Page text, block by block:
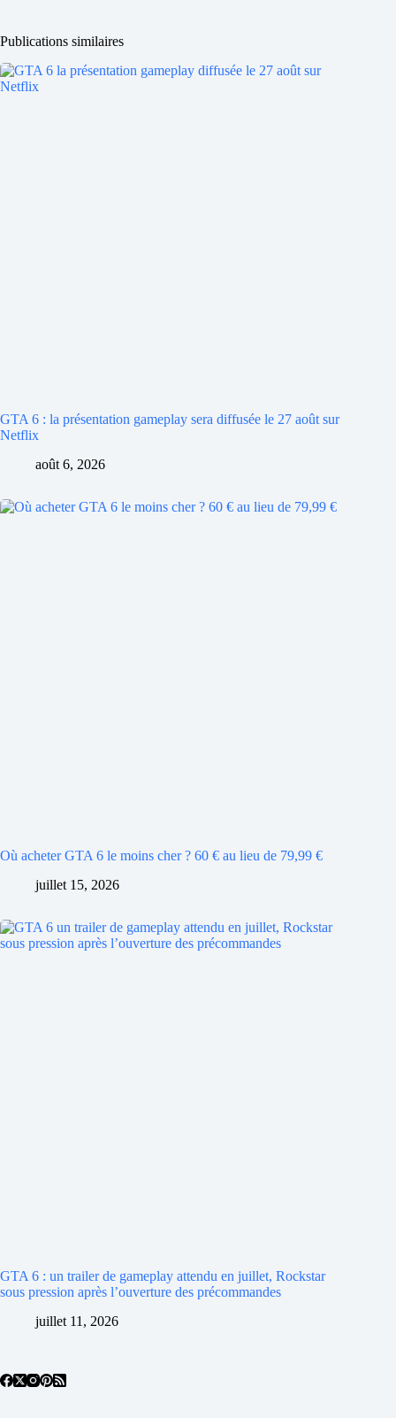
Publications similaires
GTA 6 : la présentation gameplay sera diffusée le 27 août sur
Netflix
août 6, 2026
Où acheter GTA 6 le moins cher ? 60 € au lieu de 79,99 €
juillet 15, 2026
GTA 6 : un trailer de gameplay attendu en juillet, Rockstar
sous pression après l’ouverture des précommandes
juillet 11, 2026